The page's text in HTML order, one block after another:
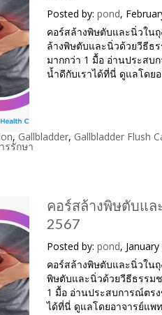
Posted by: pond,
คอร์สล้างพิษตับและนิ่วใน
ล้างพิษตับและนิ่วด้วยวีธีธ
มากกว่า 1 มื้อ อ่านประสบ
น้ำดีกับเราได้ที่นี่ ดูแลโดย
, Gallbladder, Gallbladder Flush
รรักษา
คอร์สล้างพิษตับแล
2567
Posted by: pond,
คอร์สล้างพิษตับและนิ่วใน
พิษตับและนิ่วด้วยวีธีธรรม
1 มื้อ อ่านประสบการณ์ตร
ได้ที่นี่ ดูแลโดยอาจารย์แพ